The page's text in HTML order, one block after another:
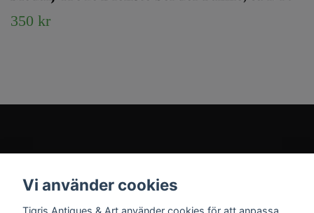
350 kr
Sociala medier
Vi använder cookies
Tigris Antiques & Art använder cookies för att anpassa